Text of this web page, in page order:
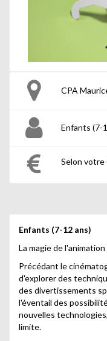
CPA
Enfants (7-
Selon votre
Enfants (7-12 ans)
La magie de
Précédant le
d'explorer des
des divertissements
l'éventail des
nouvelles
limite.